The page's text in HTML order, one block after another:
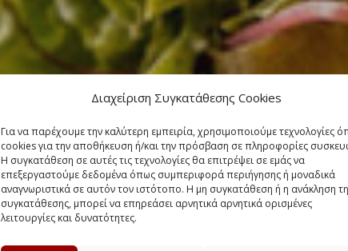
Διαχείριση Συγκατάθεσης Cookies
Για να παρέχουμε την καλύτερη εμπειρία, χρησιμοποιούμε τεχνολογίες
cookies για την αποθήκευση ή/και την πρόσβαση σε πληροφορίες
Η συγκατάθεση σε αυτές τις τεχνολογίες θα επιτρέψει σε εμάς να
επεξεργαστούμε δεδομένα όπως συμπεριφορά περιήγησης ή μοναδικά
αναγνωριστικά σε αυτόν τον ιστότοπο. Η μη συγκατάθεση ή η ανάκληση
συγκατάθεσης, μπορεί να επηρεάσει αρνητικά αρνητικά ορισμένες
λειτουργίες και δυνατότητες.